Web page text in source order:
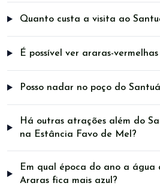
Quanto custa a visita ao
É possível ver araras-
Posso nadar no poço do
Há outras atrações além do
na Estância Favo de Mel?
Em qual época do ano a água
Araras fica mais azul?